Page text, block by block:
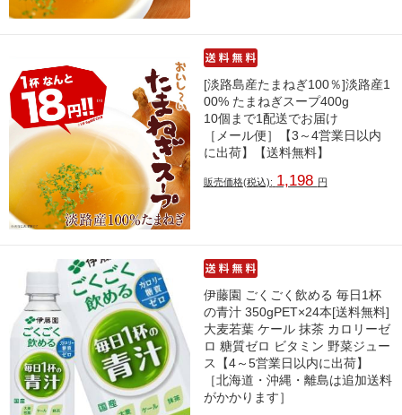
[淡路島産たまねぎ100％]淡路産1
00% たまねぎスープ400g
10個まで1配送でお届け
［メール便］【3～4営業日以内
に出荷】【送料無料】
販売価格(税込): 1,198 円
伊藤園 ごくごく飲める 毎日1杯
の青汁 350gPET×24本[送料無料]
大麦若葉 ケール 抹茶 カロリーゼ
ロ 糖質ゼロ ビタミン 野菜ジュー
ス【4～5営業日以内に出荷】
［北海道・沖縄・離島は追加送料
がかかります］